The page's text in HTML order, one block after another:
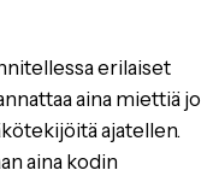
erilaiset
aina miettiä jo
ajatellen.
aina kodin